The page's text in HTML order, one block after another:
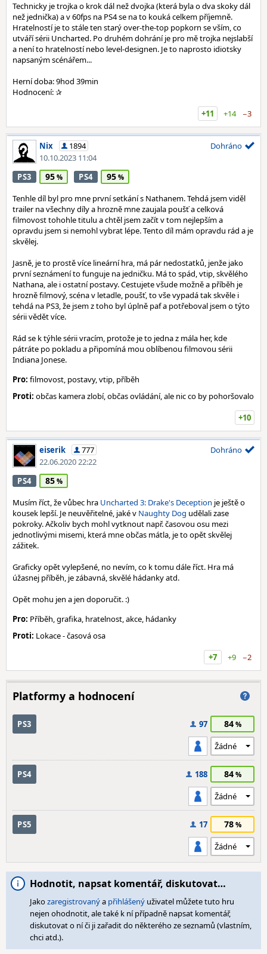
Technicky je trojka o krok dál než dvojka (která byla o dva skoky dál
než jednička) a v 60fps na PS4 se na to kouká celkem příjemně.
Hratelností je to stále ten starý over-the-top popkorn se vším, co
utváří sérii Uncharted. Po druhém dohrání je pro mě trojka nejslabší
a není to hratelností nebo level-designen. Je to naprosto idiotsky
napsaným scénářem...
Herní doba: 9hod 39min
Hodnocení: ✰
+11
+14 −3
Nix
1894
10.10.2023 11:04
Dohráno
PS3 95 PS4 95
Tenhle díl byl pro mne první setkání s Nathanem. Tehdá jsem viděl
trailer na všechny díly a hrozně mne zaujala poušť a celková
filmovost tohohle titulu a chtěl jsem začít v tom nejlepším a
opravdu jsem si nemohl vybrat lépe. Tento díl mám opravdu rád a je
skvělej.
Jasně, je to prostě více lineární hra, má pár nedostatků, jenže jako
první seznámení to funguje na jedničku. Má to spád, vtip, skvělého
Nathana, ale i ostatní postavy. Cestujete všude možně a příběh je
hrozně filmový, scéna v letadle, poušť, to vše vypadá tak skvěle i
tehdá na PS3, že jsem z toho byl úplně paf a potřeboval jsem o týto
sérii vědět více.
Rád se k týhle sérii vracím, protože je to jedna z mála her, kde
pátráte po pokladu a připomíná mou oblíbenou filmovou sérii
Indiana Jonese.
Pro: filmovost, postavy, vtip, příběh
Proti: občas kamera zlobí, občas ovládání, ale nic co by pohoršovalo
+10
eiserik
777
22.06.2020 22:22
Dohráno
PS4 85
Musím říct, že vůbec hra Uncharted 3: Drake's Deception je ještě o
kousek lepší. Je neuvěřitelné, jaké v Naughty Dog udělali zase
pokroky. Ačkoliv bych mohl vytknout např. časovou osu mezi
jednotlivými misemi, která mne občas mátla, je to opět skvělej
zážitek.
Graficky opět vylepšené, no nevím, co k tomu dále říct. Hra má
úžasnej příběh, je zábavná, skvělé hádanky atd.
Opět mohu jen a jen doporučit. :)
Pro: Příběh, grafika, hratelnost, akce, hádanky
Proti: Lokace - časová osa
+7
+9 −2
Platformy a hodnocení
PS3 97 84
PS4 188 84
PS5 17 78
Hodnotit, napsat komentář, diskutovat…
Jakozaregistrovanýa přihlášený uživatel můžete tuto hru
nejen ohodnotit, ale také k ní případně napsat komentář,
diskutovat o ní či ji zařadit do některého ze seznamů (vlastním,
chci atd.).